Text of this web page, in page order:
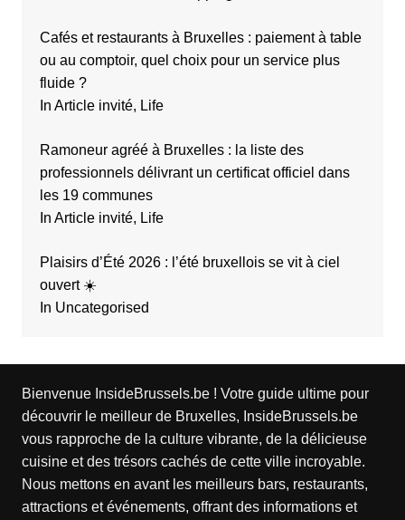
Cafés et restaurants à Bruxelles : paiement à table
ou au comptoir, quel choix pour un service plus
fluide ?
In Article invité, Life
Ramoneur agréé à Bruxelles : la liste des
professionnels délivrant un certificat officiel dans
les 19 communes
In Article invité, Life
Plaisirs d’Été 2026 : l’été bruxellois se vit à ciel
ouvert ☀️
In Uncategorised
Bienvenue InsideBrussels.be ! Votre guide ultime pour
découvrir le meilleur de Bruxelles, InsideBrussels.be
vous rapproche de la culture vibrante, de la délicieuse
cuisine et des trésors cachés de cette ville incroyable.
Nous mettons en avant les meilleurs bars, restaurants,
attractions et événements, offrant des informations et